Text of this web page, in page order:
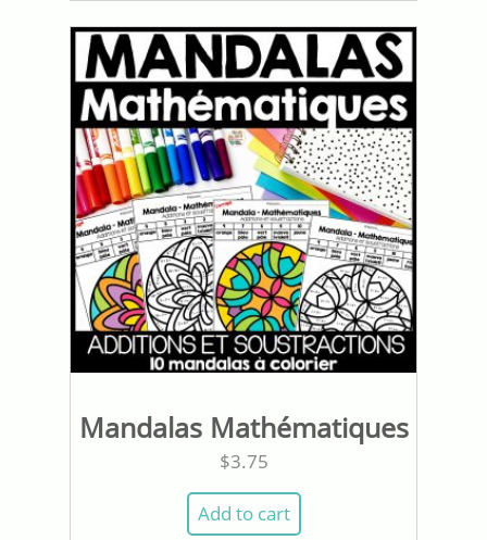
Mandalas Mathématiques
$3.75
Add to cart